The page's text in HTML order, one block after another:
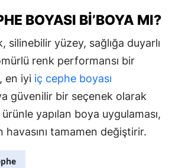
BOYASI BI’BOYA MI?
silinebilir yüzey, sağlığa duyarlı
renk performansı bir
en iyi iç cephe boyası
güvenilir bir seçenek olarak
yapılan boya uygulaması,
havasını tamamen değiştirir.